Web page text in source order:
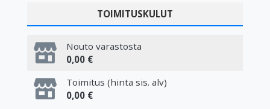
TOIMITUSKULUT
Nouto varastosta
0,00 €
Toimitus (hinta sis. alv)
0,00 €